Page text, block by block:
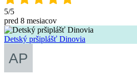
5/5
pred 8 mesiacov
Detský pršiplášť Dinovia